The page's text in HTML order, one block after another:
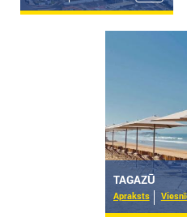
TAGAZŪ
Apraksts